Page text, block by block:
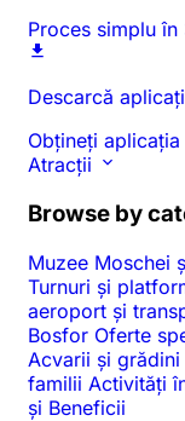
Proces simplu în
Descarcă
Obțineți
Atracții
Browse by
Muzee Moschei
Turnuri și
aeroport și
Bosfor Oferte
Acvarii și
familii Activități
și Beneficii